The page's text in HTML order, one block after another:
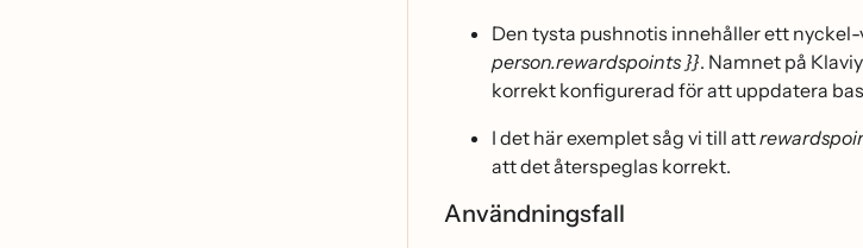
Den tysta pushnotis innehåller ett
person.rewardspoints }}. Namnet på
korrekt konfigurerad för att uppdatera
I det här exemplet såg vi till att
att det återspeglas korrekt.
Användningsfall